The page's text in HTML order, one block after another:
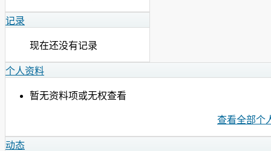
记录
现在还没有记录
个人资料
暂无资料项或无权查看
查看全部个
动态